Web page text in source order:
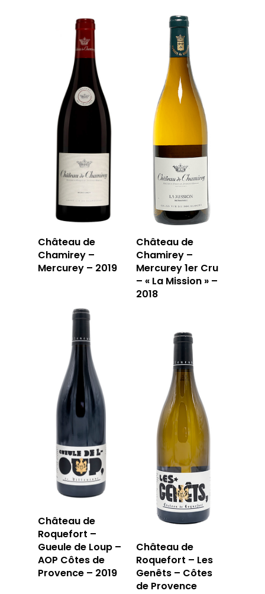
Château de
Chamirey –
Mercurey – 2019
Château de
Chamirey –
Mercurey 1er Cru
– « La Mission » –
2018
Château de
Roquefort –
Gueule de Loup –
AOP Côtes de
Provence – 2019
Château de
Roquefort – Les
Genêts – Côtes
de Provence